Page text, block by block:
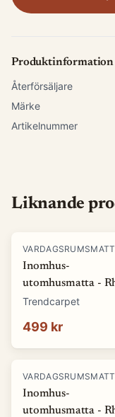
Produktinformation
Återförsäljare
Märke
Artikelnummer
Liknande
Inomhus-
utomhusmatta -
(vit) (Storlek: 80 x
Trendcarpet
499 kr
Inomhus-
utomhusmatta -